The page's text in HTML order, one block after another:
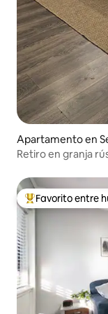
Apartamento en
Retiro en granja
Favorito entre
Favorito entre